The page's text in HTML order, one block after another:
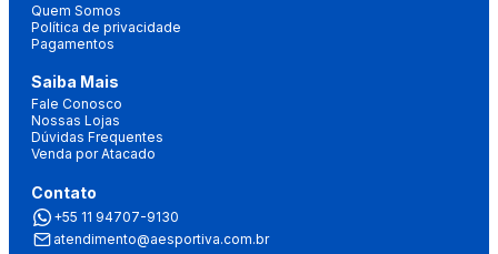
Quem Somos
Política de privacidade
Pagamentos
Saiba Mais
Fale Conosco
Nossas Lojas
Dúvidas Frequentes
Venda por Atacado
Contato
+55 11 94707-9130
atendimento@aesportiva.com.br